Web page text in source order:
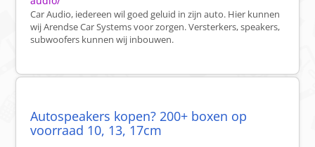
Car Audio, iedereen wil goed geluid in zijn auto. Hier kunnen
wij Arendse Car Systems voor zorgen. Versterkers, speakers,
subwoofers kunnen wij inbouwen.
Autospeakers kopen? 200+ boxen op
voorraad 10, 13, 17cm